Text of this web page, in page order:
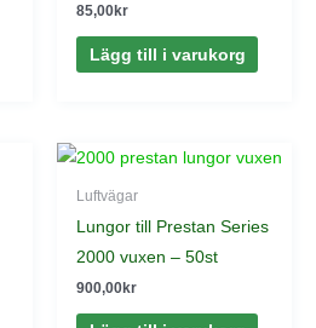
85,00kr
Lägg till i varukorg
Luftvägar
Lungor till Prestan Series
2000 vuxen – 50st
900,00kr